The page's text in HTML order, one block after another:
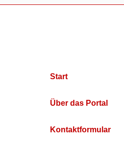
Start
Über das Portal
Kontaktformular